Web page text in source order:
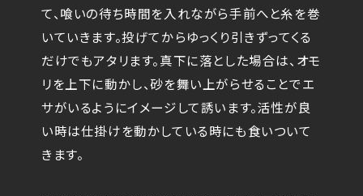
て、喰いの待ち時間を入れながら手前へと糸を巻
いていきます。投げてからゆっくり引きずってくる
だけでもアタリます。真下に落とした場合は、オモ
リを上下に動かし、砂を舞い上がらせることでエ
サがいるようにイメージして誘います。活性が良
い時は仕掛けを動かしている時にも食いついて
きます。